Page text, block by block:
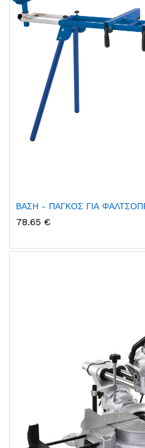
ΒΑΣΗ - ΠΑΓΚΟΣ ΓΙΑ
78.65 €